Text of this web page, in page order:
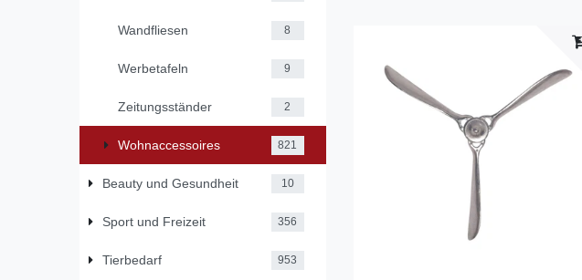
Wandfliesen 8
Werbetafeln 9
Zeitungsständer 2
Wohnaccessoires 821
Beauty und Gesundheit 10
Sport und Freizeit 356
Tierbedarf 953